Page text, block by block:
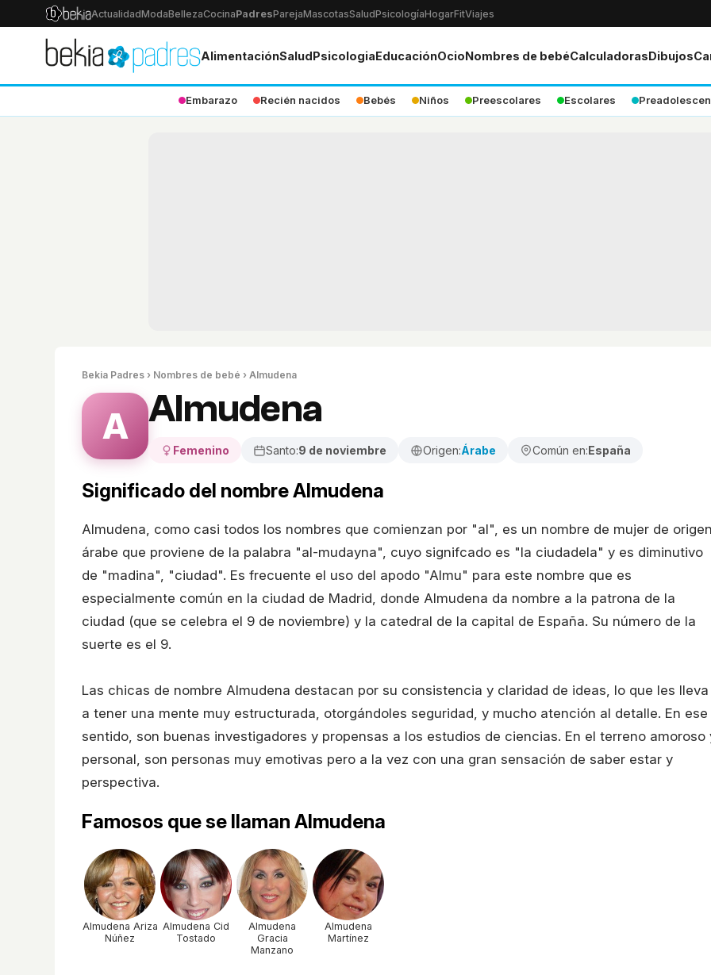
ActualidadModaBellezaCocinaPadresParejaMascotasSaludPsicologíaHogarFitViajes
AlimentaciónSaludPsicologiaEducaciónOcioNombres de bebéCalculadorasDibujos
Embarazo Recién nacidos Bebés Niños Preescolares Escolares
Bekia Padres › Nombres de bebé › Almudena
A Almudena
Femenino Santo:9 de noviembre Origen:Árabe Común en:España
Significado del nombre Almudena
Almudena, como casi todos los nombres que comienzan por "al", es un nombre de mujer de
árabe que proviene de la palabra "al-mudayna", cuyo signifcado es "la ciudadela" y es diminutivo
de "madina", "ciudad". Es frecuente el uso del apodo "Almu" para este nombre que es
especialmente común en la ciudad de Madrid, donde Almudena da nombre a la patrona de la
ciudad (que se celebra el 9 de noviembre) y la catedral de la capital de España. Su número de la
suerte es el 9.
Las chicas de nombre Almudena destacan por su consistencia y claridad de ideas, lo que les lleva
a tener una mente muy estructurada, otorgándoles seguridad, y mucho atención al detalle. En ese
sentido, son buenas investigadores y propensas a los estudios de ciencias. En el terreno amoroso
personal, son personas muy emotivas pero a la vez con una gran sensación de saber estar y
perspectiva.
Famosos que se llaman Almudena
Almudena Ariza
Núñez
Almudena Cid
Tostado
Almudena
Gracia
Manzano
Almudena
Martínez